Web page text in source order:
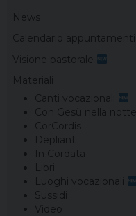
t
v
i
g
a
o
n
News
Calendario appuntamenti
Visione pastorale
Materiali
Canti vocazionali
Con Gesù nella notte
CorCordis
Depliant
In Cordata
Libri
Luoghi vocazionali
Sussidi
Video